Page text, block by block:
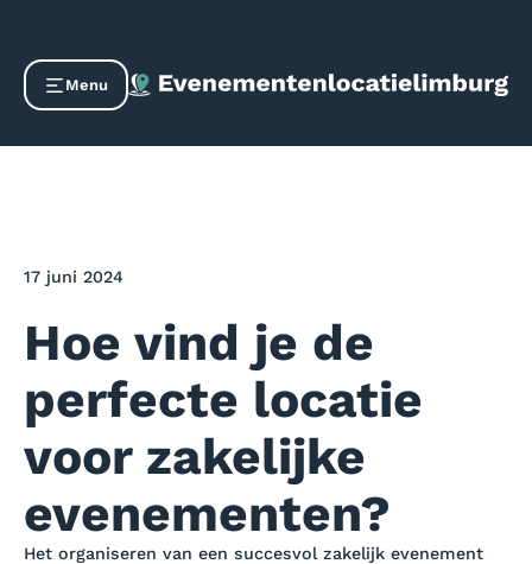
Menu
17 juni 2024
Hoe vind je de
perfecte locatie
voor zakelijke
evenementen?
Het organiseren van een succesvol zakelijk evenement